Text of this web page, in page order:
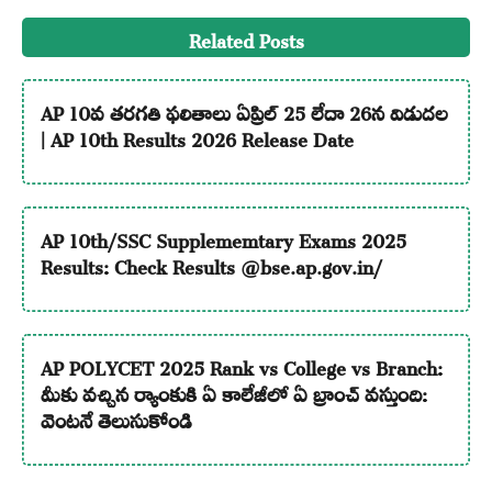
Related Posts
AP 10వ తరగతి ఫలితాలు ఏప్రిల్ 25 లేదా 26న విడుదల
| AP 10th Results 2026 Release Date
AP 10th/SSC Supplememtary Exams 2025
Results: Check Results @bse.ap.gov.in/
AP POLYCET 2025 Rank vs College vs Branch:
మీకు వచ్చిన ర్యాంకుకి ఏ కాలేజీలో ఏ బ్రాంచ్ వస్తుంది:
వెంటనే తెలుసుకోండి